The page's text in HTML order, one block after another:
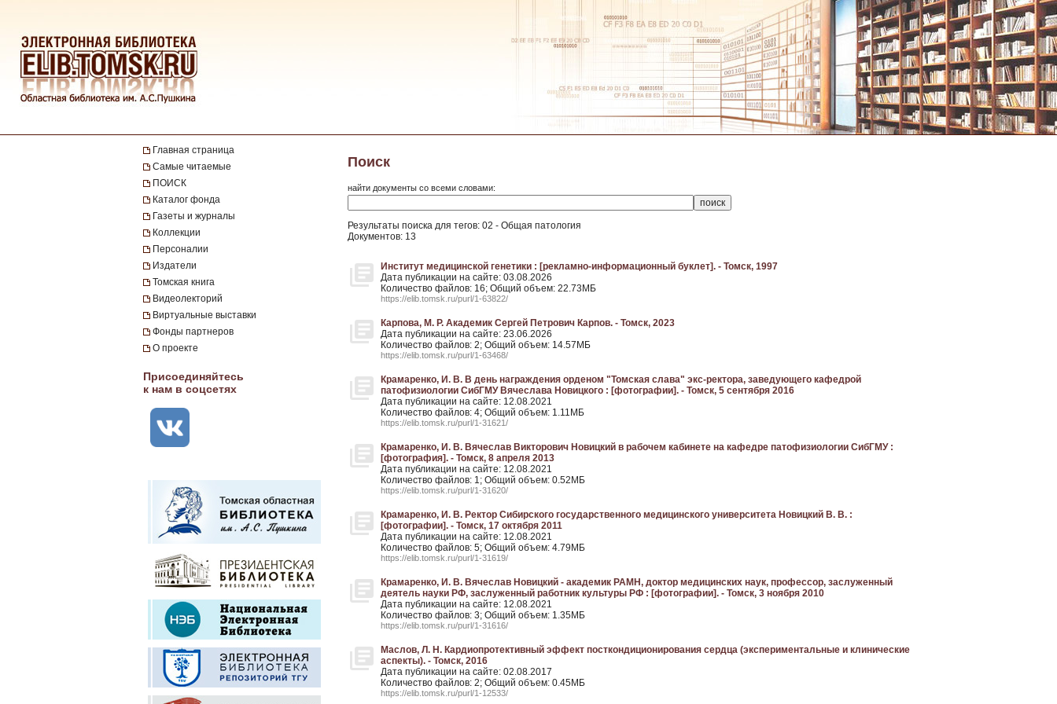
Главная страница
Самые читаемые
ПОИСК
Каталог фонда
Газеты и журналы
Коллекции
Персоналии
Издатели
Томская книга
Видеолекторий
Виртуальные выставки
Фонды партнеров
О проекте
Присоединяйтесь
к нам в соцсетях
Поиск
найти документы со всеми словами:
Результаты поиска для тегов: 02 - Общая патология
Документов: 13
Институт медицинской генетики : [рекламно-информационный буклет]. - Томск, 1997
Дата публикации на сайте: 03.08.2026
Количество файлов: 16; Общий объем: 22.73МБ
https://elib.tomsk.ru/purl/1-63822/
Карпова, М. Р. Академик Сергей Петрович Карпов. - Томск, 2023
Дата публикации на сайте: 23.06.2026
Количество файлов: 2; Общий объем: 14.57МБ
https://elib.tomsk.ru/purl/1-63468/
Крамаренко, И. В. В день награждения орденом "Томская слава" экс-ректора, заведующего кафедрой
патофизиологии СибГМУ Вячеслава Новицкого : [фотографии]. - Томск, 5 сентября 2016
Дата публикации на сайте: 12.08.2021
Количество файлов: 4; Общий объем: 1.11МБ
https://elib.tomsk.ru/purl/1-31621/
Крамаренко, И. В. Вячеслав Викторович Новицкий в рабочем кабинете на кафедре патофизиологии СибГМУ :
[фотография]. - Томск, 8 апреля 2013
Дата публикации на сайте: 12.08.2021
Количество файлов: 1; Общий объем: 0.52МБ
https://elib.tomsk.ru/purl/1-31620/
Крамаренко, И. В. Ректор Сибирского государственного медицинского университета Новицкий В. В. :
[фотографии]. - Томск, 17 октября 2011
Дата публикации на сайте: 12.08.2021
Количество файлов: 5; Общий объем: 4.79МБ
https://elib.tomsk.ru/purl/1-31619/
Крамаренко, И. В. Вячеслав Новицкий - академик РАМН, доктор медицинских наук, профессор, заслуженный
деятель науки РФ, заслуженный работник культуры РФ : [фотографии]. - Томск, 3 ноября 2010
Дата публикации на сайте: 12.08.2021
Количество файлов: 3; Общий объем: 1.35МБ
https://elib.tomsk.ru/purl/1-31616/
Маслов, Л. Н. Кардиопротективный эффект посткондиционирования сердца (экспериментальные и клинические
аспекты). - Томск, 2016
Дата публикации на сайте: 02.08.2017
Количество файлов: 2; Общий объем: 0.45МБ
https://elib.tomsk.ru/purl/1-12533/